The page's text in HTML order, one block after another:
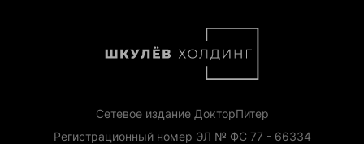
Сетевое издание ДокторПитер
Регистрационный номер ЭЛ № ФС 77 - 66334